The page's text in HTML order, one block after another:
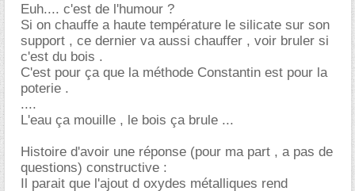
Euh.... c'est de l'humour ?
Si on chauffe a haute température le silicate sur son
support , ce dernier va aussi chauffer , voir bruler si
c'est du bois .
C'est pour ça que la méthode Constantin est pour la
poterie .
....
L'eau ça mouille , le bois ça brule ...
Histoire d'avoir une réponse (pour ma part , a pas de
questions) constructive :
Il parait que l'ajout d oxydes métalliques rend